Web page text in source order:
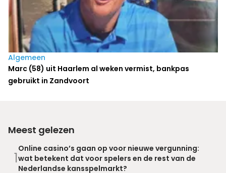
Algemeen
Marc (58) uit Haarlem al weken vermist, bankpas
gebruikt in Zandvoort
Meest gelezen
1
Online casino’s gaan op voor nieuwe vergunning:
wat betekent dat voor spelers en de rest van de
Nederlandse kansspelmarkt?